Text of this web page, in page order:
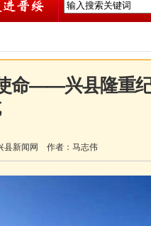
命——兴县隆重
县新闻网 作者： 马志伟